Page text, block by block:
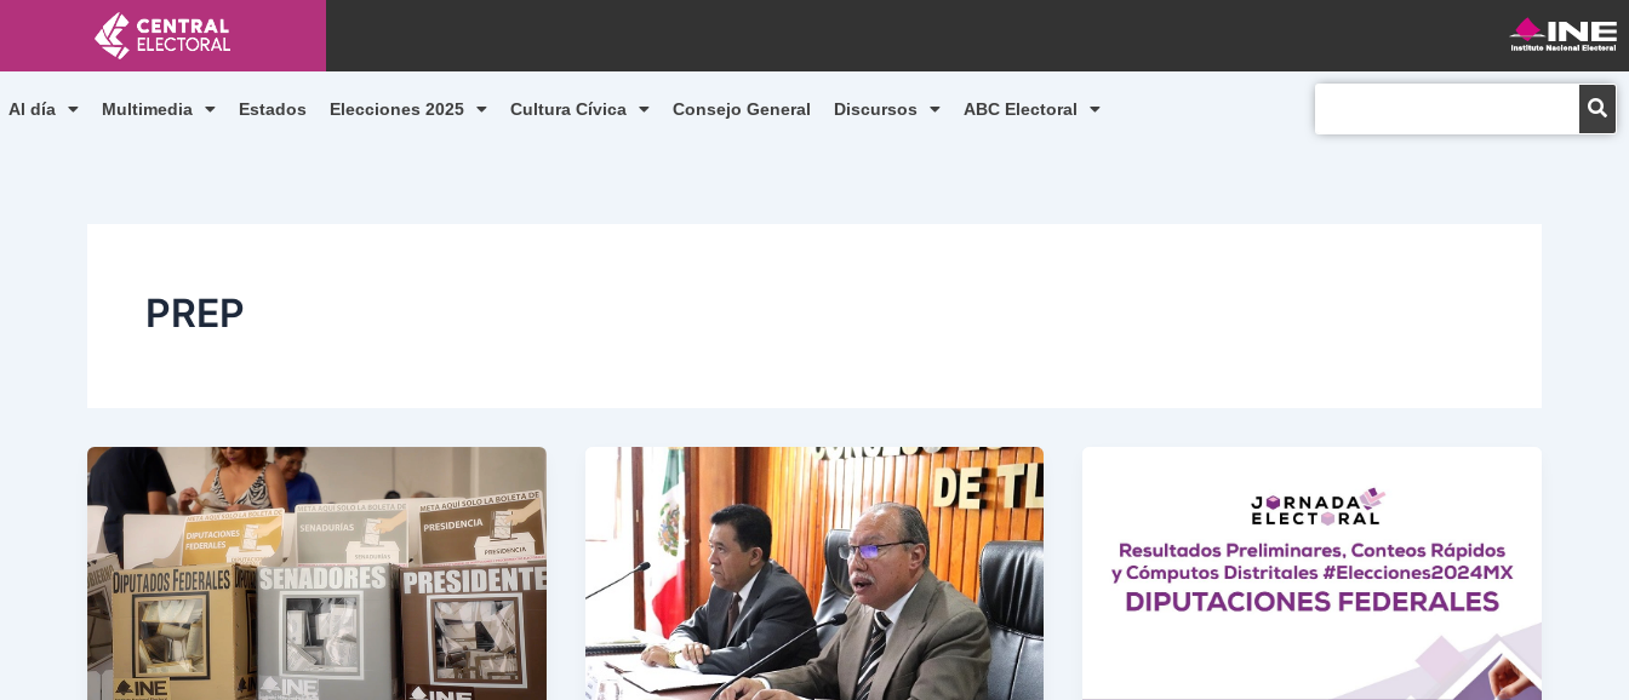
contenido
Al día Multimedia Estados Elecciones 2025 Cultura Cívica Consejo General Discursos ABC Electoral
PREP